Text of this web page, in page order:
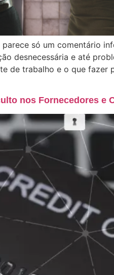
só um comentário
desnecessária e até
de trabalho e o que
nos Fornecedores e